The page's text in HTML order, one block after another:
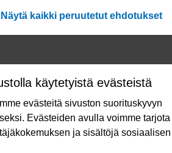
käytetyistä evästeistä
evästeitä sivuston suorituskyvyn
Evästeiden avulla voimme tarjota
ja sisältöjä sosiaalisen
Näytä kaikki peruutetut ehdotukset